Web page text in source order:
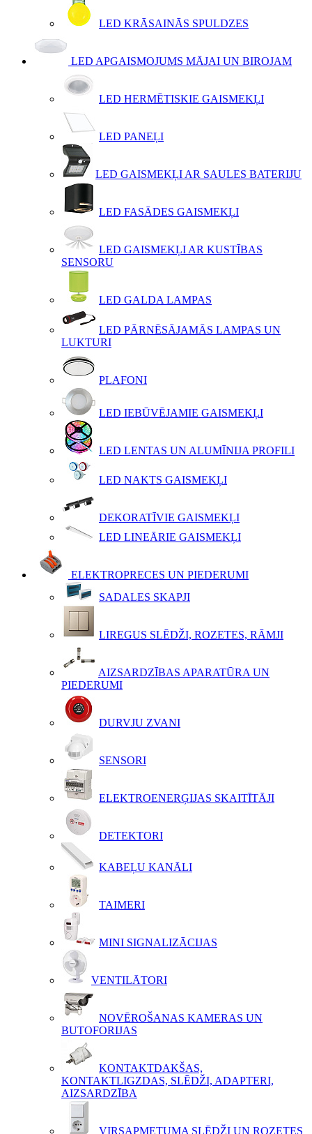
LED KRĀSAINĀS SPULDZES
LED APGAISMOJUMS MĀJAI UN BIROJAM
LED HERMĒTISKIE GAISMEKĻI
LED PANEĻI
LED GAISMEKĻI AR SAULES BATERIJU
LED FASĀDES GAISMEKĻI
LED GAISMEKĻI AR KUSTĪBAS
SENSORU
LED GALDA LAMPAS
LED PĀRNĒSĀJAMĀS LAMPAS UN
LUKTURI
PLAFONI
LED IEBŪVĒJAMIE GAISMEKĻI
LED LENTAS UN ALUMĪNIJA PROFILI
LED NAKTS GAISMEKĻI
DEKORATĪVIE GAISMEKĻI
LED LINEĀRIE GAISMEKĻI
ELEKTROPRECES UN PIEDERUMI
SADALES SKAPJI
LIREGUS SLĒDŽI, ROZETES, RĀMJI
AIZSARDZĪBAS APARATŪRA UN
PIEDERUMI
DURVJU ZVANI
SENSORI
ELEKTROENERĢIJAS SKAITĪTĀJI
DETEKTORI
KABEĻU KANĀLI
TAIMERI
MINI SIGNALIZĀCIJAS
VENTILĀTORI
NOVĒROŠANAS KAMERAS UN
BUTOFORIJAS
KONTAKTDAKŠAS,
KONTAKTLIGZDAS, SLĒDŽI, ADAPTERI,
AIZSARDZĪBA
VIRSAPMETUMA SLĒDŽI UN ROZETES